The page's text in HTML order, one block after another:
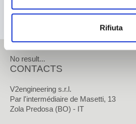
Rifiuta
Notre addresse
Zone Réservée
No result...
CONTACTS
V2engineering s.r.l.
Par l'intermédiaire de Masetti, 13
Zola Predosa (BO) - IT